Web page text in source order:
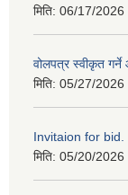
मिति: 06/17/2026
वोलपत्र स्वीकृत
मिति: 05/27/2026
Invitaion for bid.
मिति: 05/20/2026